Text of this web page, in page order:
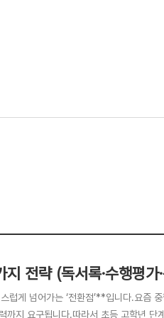
전략 (독서록·수행평가
게 넘어가는 ‘전환점’**입니다.요즘
지 요구됩니다.따라서 초등 고학년 단